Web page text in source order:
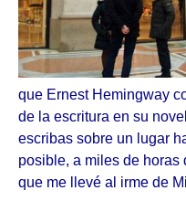
que Ernest Hemingway
de la escritura en su
escribas sobre un lugar
posible, a miles de horas
que me llevé al irme de